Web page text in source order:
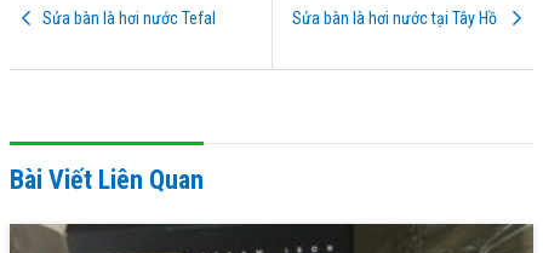
Sửa bàn là hơi nước Tefal Sửa bàn là hơi nước tại Tây Hồ
Bài Viết Liên Quan